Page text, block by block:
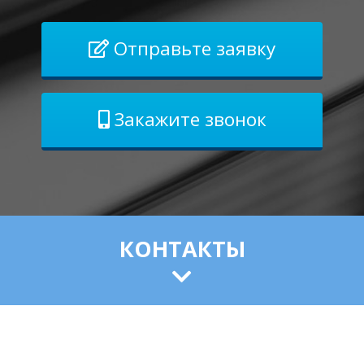
Отправьте заявку
Закажите звонок
КОНТАКТЫ